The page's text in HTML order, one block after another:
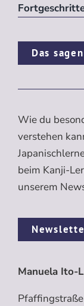
Das
Wie du
verstehen
beim Kanji-
unserem
Manuela Ito-